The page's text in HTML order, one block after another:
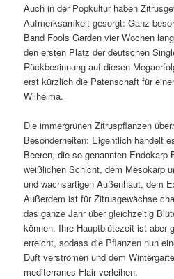
Auch in der Popkultur haben
Aufmerksamkeit gesorgt: Ganz
Band Fools Garden vier Wochen
den ersten Platz der deutschen
Rückbesinnung auf diesen
erst kürzlich die Patenschaft für
Wilhelma.
Die immergrünen Zitruspflanzen
Besonderheiten: Eigentlich handelt
Beeren, die so genannten
weißlichen Schicht, dem Mesokarp
und wachsartigen Außenhaut, dem
Außerdem ist für Zitrusgewächse
das ganze Jahr über gleichzeitig
können. Ihre Hauptblütezeit ist aber
erreicht, sodass die Pflanzen nun
Duft verströmen und dem
mediterranes Flair verleihen.